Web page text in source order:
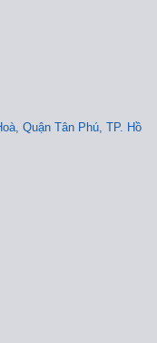
Quận Tân Phú, TP. Hồ